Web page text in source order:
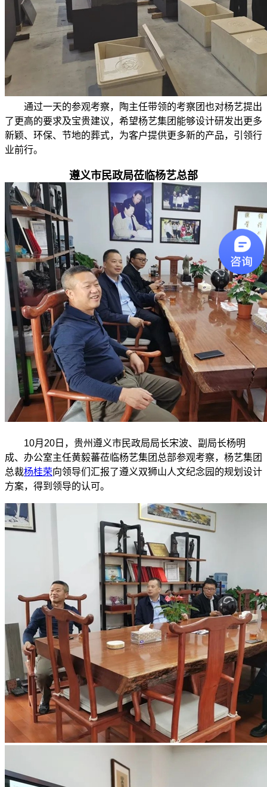
通过一天的参观考察，陶主任带领的考察团也对杨艺提出
了更高的要求及宝贵建议，希望杨艺集团能够设计研发出更多
新颖、环保、节地的葬式，为客户提供更多新的产品，引领行
业前行。
遵义市民政局莅临杨艺总部
10月20日，贵州遵义市民政局局长宋波、副局长杨明
成、办公室主任黄毅蕃莅临杨艺集团总部参观考察，杨艺集团
总裁杨桂荣向领导们汇报了遵义双狮山人文纪念园的规划设计
方案，得到领导的认可。